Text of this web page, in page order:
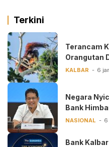
Terkini
Terancam
Orangutan
KALBAR 6
Negara
Bank
NASIONAL 6
Bank